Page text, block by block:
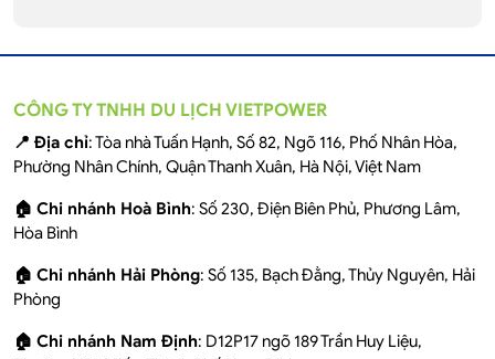
CÔNG TY TNHH DU LỊCH VIETPOWER
📍 Địa chỉ: Tòa nhà Tuấn Hạnh, Số 82, Ngõ 116, Phố Nhân Hòa,
Phường Nhân Chính, Quận Thanh Xuân, Hà Nội, Việt Nam
🏠 Chi nhánh Hoà Bình: Số 230, Điện Biên Phủ, Phương Lâm,
Hòa Bình
🏠 Chi nhánh Hải Phòng: Số 135, Bạch Đằng, Thủy Nguyên, Hải
Phòng
🏠 Chi nhánh Nam Định: D12P17 ngõ 189 Trần Huy Liệu,